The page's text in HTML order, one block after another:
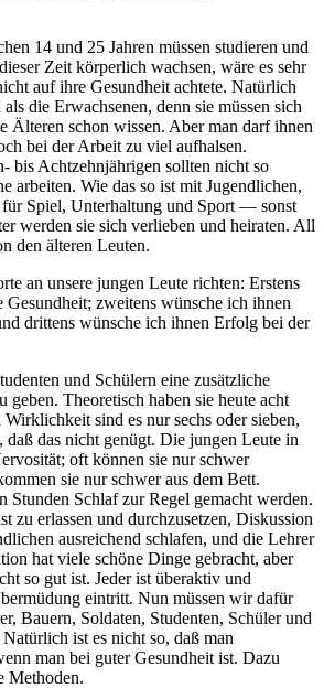
14 und 25 Jahren müssen studieren und
Zeit körperlich wachsen, wäre es sehr
auf ihre Gesundheit achtete. Natürlich
die Erwachsenen, denn sie müssen sich
Älteren schon wissen. Aber man darf ihnen
bei der Arbeit zu viel aufhalsen.
bis Achtzehnjährigen sollten nicht so
arbeiten. Wie das so ist mit Jugendlichen,
für Spiel, Unterhaltung und Sport — sonst
werden sie sich verlieben und heiraten. All
den älteren Leuten.
an unsere jungen Leute richten: Erstens
Gesundheit; zweitens wünsche ich ihnen
drittens wünsche ich ihnen Erfolg bei der
und Schülern eine zusätzliche
geben. Theoretisch haben sie heute acht
sind es nur sechs oder sieben,
daß das nicht genügt. Die jungen Leute in
oft können sie nur schwer
sie nur schwer aus dem Bett.
Stunden Schlaf zur Regel gemacht werden.
zu erlassen und durchzusetzen, Diskussion
aus­reichend schlafen, und die Lehrer
hat viele schöne Dinge gebracht, aber
so gut ist. Jeder ist überaktiv und
eintritt. Nun müssen wir dafür
Bauern, Soldaten, Studenten, Schüler und
ist es nicht so, daß man
man bei guter Gesundheit ist. Dazu
Methoden.